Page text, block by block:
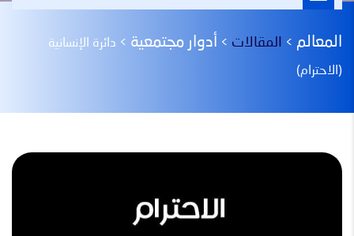
المعالم > المقالات > أدوار مجتمعية > دائرة الإنسانية
(الاحترام)